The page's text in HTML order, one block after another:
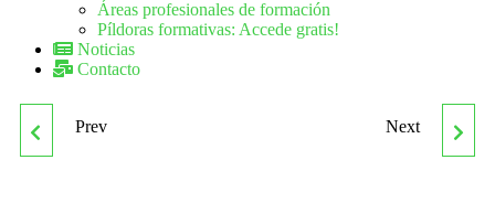
Áreas profesionales de formación
Píldoras formativas: Accede gratis!
Noticias
Contacto
MF2177_3 GESTIÓN Y
Prev MF2180_2 SUSCRIPCIÓN
Next